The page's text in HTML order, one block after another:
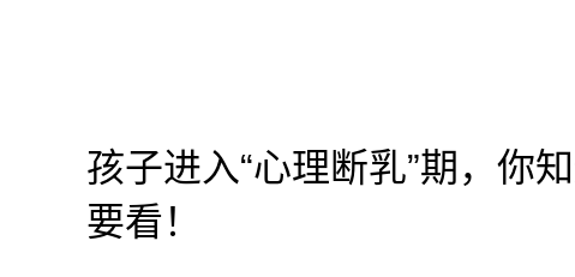
孩子进入“心理断乳”期，你
要看！